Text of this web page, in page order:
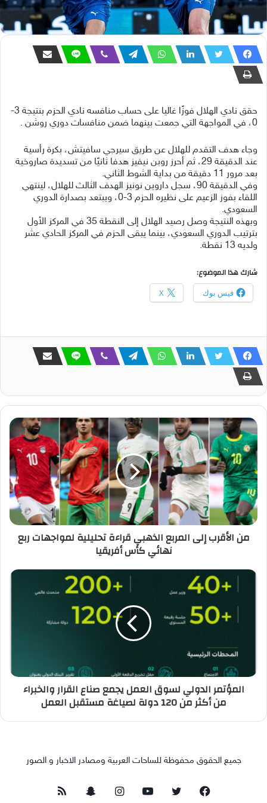
حقق نادي الهلال فوزًا غاليا على حساب منافسه نادي الحزم بنتيجة 3-
0، في المواجهة التي جمعت بينهما ضمن منافسات دوري روشن .
وجاء هدف التقدم للهلال عن طريق سيرجي سافيتش، بكرة رأسية
عند الدقيقة 29، ثم أحرز روبن نيفيز هدفا ثانيًا من تسديدة صاروخية
بعد مرور 11 دقيقة من بداية الشوط الثاني.
‎وفي الدقيقة 90، سجل داروين نونيز الهدف الثالث للهلال، لينتهي
اللقاء بفوز الزعيم على نظيره الحزم 3-0، ويبتعد بصدارة الدوري
السعودي.
‎وبهذه النتيجة وصل رصيد الهلال إلى النقطة 35 في المركز الأول
بترتيب الدوري السعودي، بينما يبقى الحزم في المركز الحادي عشر
ولديه 13 نقطة.
شارك هذا الموضوع:
فيس بوك X
من الأقرب إلى المربع الذهبي قراءة تحليلية لمواجهات ربع
نهائي كأس أفريقيا
المؤتمر الدولي لسوق العمل يجمع صناع القرار والخبراء
من أكثر من 120 دولة لصياغة مستقبل العمل
جميع الحقوق محفوظة للساحات العربية ومصادر الاخبار و الصور
فيسبوك تويتر يوتيوبانستقرامسناب ملخص